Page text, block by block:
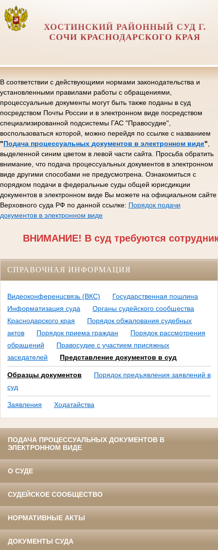
ХОСТИНСКИЙ РАЙОННЫЙ СУД Г.
СОЧИ КРАСНОДАРСКОГО КРАЯ
В соответствии с действующими нормами законодательства и
установленными правилами работы с обращениями,
процессуальные документы могут быть также поданы в суд
посредством Почты России и в электронном виде посредством
специализированной подсистемы ГАС "Правосудие",
воспользоваться которой, можно перейдя по ссылке с названием
"Подача процессуальных документов в электронном виде"
выделенной синим цветом в левой части сайта. Просьба обратить
внимание, что подача процессуальных документов в электронном
виде другими способами не предусмотрена. Ознакомиться с
порядком подачи в федеральные суды общей юрисдикции
документов в электронном виде Вы можете на официальном сайте
Верховного суда РФ по данной ссылке: Порядок подачи
документов в электронном виде
ВНИМАНИЕ! В суд требуются
СПРАВОЧНАЯ ИНФОРМАЦИЯ
Видеоконференцсвязь (ВКС)
Государственная пошлина
Информатизация суда
Органы судейского сообщества
Краснодарского края
Порядок обжалования судебных
актов
Порядок приема граждан
Порядок рассмотрения
обращений
Правосудие с участием присяжных
заседателей
Представление документов в суд
Образцы документов
Порядок предъявления заявлений в
суд
Заявления Ходатайства
ПОДАЧА ПРОЦЕССУАЛЬНЫХ ДОКУМЕНТОВ В
ЭЛЕКТРОННОМ ВИДЕ
О СУДЕ
СУДЕЙСКОЕ СООБЩЕСТВО
НОРМАТИВНЫЕ АКТЫ
ДОКУМЕНТЫ СУДА